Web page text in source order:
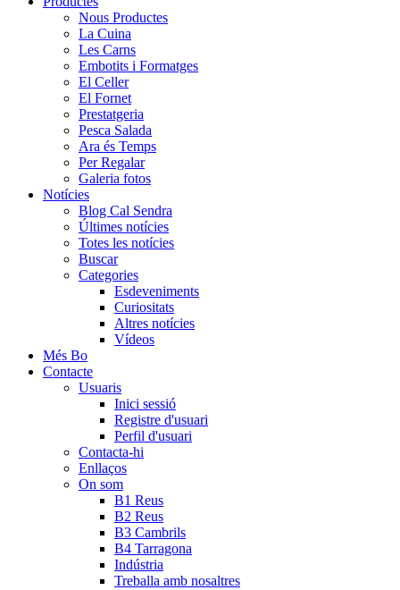
Nous Productes
La Cuina
Les Carns
Embotits i Formatges
El Celler
El Fornet
Prestatgeria
Pesca Salada
Ara és Temps
Per Regalar
Galeria fotos
Notícies
Blog Cal Sendra
Últimes notícies
Totes les notícies
Buscar
Categories
Esdeveniments
Curiositats
Altres notícies
Vídeos
Més Bo
Contacte
Usuaris
Inici sessió
Registre d'usuari
Perfil d'usuari
Contacta-hi
Enllaços
On som
B1 Reus
B2 Reus
B3 Cambrils
B4 Tarragona
Indústria
Treballa amb nosaltres